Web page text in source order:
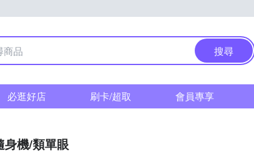
搜尋
必逛好店 刷卡/超取 會員專享
身機/類單眼